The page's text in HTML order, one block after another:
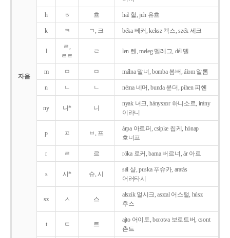
자음
h ㅎ 흐 hal 헐, juh 유흐
k ㅋ ㄱ, 크 béka 베커, keksz 켁스, szék 세크
l
ㄹ,
ㄹㄹ
ㄹ len 렌, meleg 멜레그, dél 델
m ㅁ ㅁ málna 말너, bomba 봄버, álom 알롬
n ㄴ ㄴ néma 네머, bunda 분더, pihen 피헨
ny 니* 니
nyak 녀크, hányszor 하니소르, irány
이라니
p ㅍ ㅂ, 프
árpa 아르퍼, csipke 칩케, hónap
호너프
r ㄹ 르 róka 로커, barna 버르너, ár 아르
s 시* 슈, 시
sál 샬, puska 푸슈카, aratás
어러타시
sz ㅅ 스
alszik 얼시크, asztal 어스털, húsz
후스
t ㅌ 트
ajto 어이토, borotva 보로트버, csont
촌트